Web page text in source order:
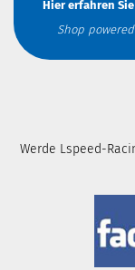
Hier erfahren
Shop
Werde Lspeed-